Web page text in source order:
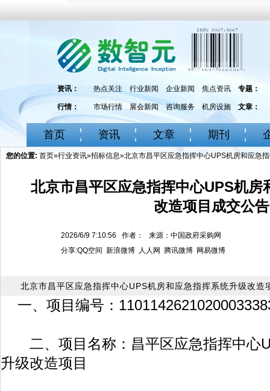
资讯： 热点关注 行业新闻 企业新闻 焦点资讯 专题：
行情： 市场行情 展会新闻 咨询服务 机房设施 文章：
首页 资讯 文章 期刊
您的位置: 首页»行业资讯»招标信息»北京市昌平区应急指挥中心UPS机房和应急
北京市昌平区应急指挥中心UPS机房
改造项目成交公告
2026/6/9 7:10:56 作者： 来源：中国政府采购网
分享:QQ空间 新浪微博 人人网 腾讯微博 网易微博
北京市昌平区应急指挥中心UPS机房和应急指挥系统升级改造
一、项目编号：
二、项目名称：昌平区应急指挥中心
升级改造项目